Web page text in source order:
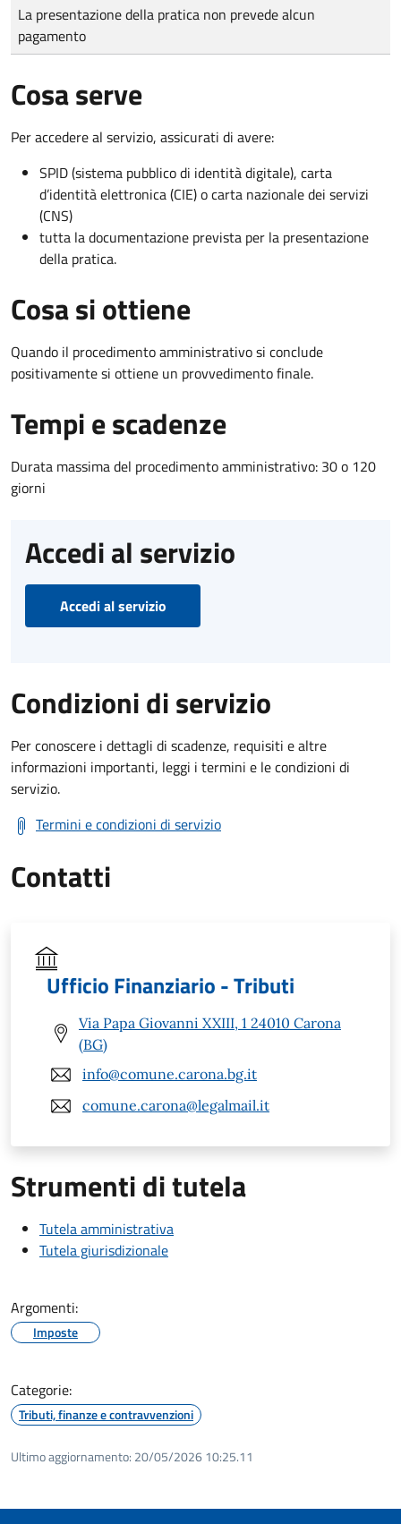
Tipo di pagamento
Importo
La presentazione della pratica non prevede alcun
pagamento
Cosa serve
Per accedere al servizio, assicurati di avere:
SPID (sistema pubblico di identità digitale), carta
d’identità elettronica (CIE) o carta nazionale dei servizi
(CNS)
tutta la documentazione prevista per la presentazione
della pratica.
Cosa si ottiene
Quando il procedimento amministrativo si conclude
positivamente si ottiene un provvedimento finale.
Tempi e scadenze
Durata massima del procedimento amministrativo: 30 o 120
giorni
Accedi al servizio
Accedi al servizio
Condizioni di servizio
Per conoscere i dettagli di scadenze, requisiti e altre
informazioni importanti, leggi i termini e le condizioni di
servizio.
Termini e condizioni di servizio
Contatti
Ufficio Finanziario - Tributi
Via Papa Giovanni XXIII, 1 24010 Carona
(BG)
info@comune.carona.bg.it
comune.carona@legalmail.it
Strumenti di tutela
Tutela amministrativa
Tutela giurisdizionale
Argomenti:
Imposte
Categorie:
Tributi, finanze e contravvenzioni
Ultimo aggiornamento: 20/05/2026 10:25.11